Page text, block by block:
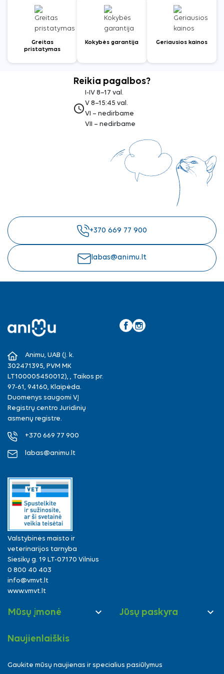
Greitas
pristatymas
Kokybės garantija Geriausios kainos
Reikia pagalbos?
access_time
I-IV 8–17 val.
V 8–15:45 val.
VI – nedirbame
VII – nedirbame
+370 669 77 900
labas@animu.lt
Animu, UAB (Į. k.
302471395, PVM MK
LT100005450012), , Taikos pr.
97-61, 94160, Klaipėda.
Duomenys saugomi VĮ
Registrų centro Juridinių
asmenų registre.
+370 669 77 900
labas@animu.lt
Valstybinės maisto ir
veterinarijos tarnyba
Siesikų g. 19 LT-07170 Vilnius
0 800 40 403
info@vmvt.lt
www.vmvt.lt
Mūsų įmonė  Jūsų paskyra 
Naujienlaiškis
Gaukite mūsų naujienas ir specialius pasiūlymus